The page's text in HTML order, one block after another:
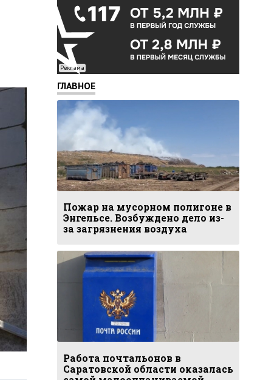
Реклама
ГЛАВНОЕ
Пожар на мусорном полигоне в
Энгельсе. Возбуждено дело из-
за загрязнения воздуха
Работа почтальонов в
Саратовской области оказалась